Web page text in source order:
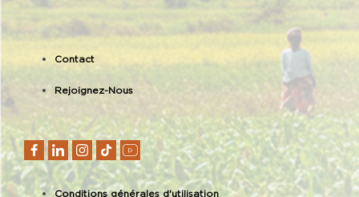
Contact
Rejoignez-Nous
Conditions générales d'utilisation